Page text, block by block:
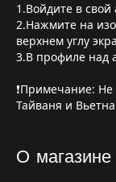
1.Войдите в свой
2.Нажмите на
верхнем углу
3.В профиле над
❗Примечание:
Тайваня и
О магазине